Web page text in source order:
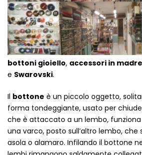
bottoni gioiello, accessori in
e Swarovski.
Il bottone è un piccolo oggetto,
forma tondeggiante, usato per
che è attaccato a un lembo,
una varco, posto sull’altro lembo,
asola o alamaro. Infilando il bottone